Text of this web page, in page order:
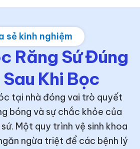
sẻ kinh nghiệm
Răng Sứ Đúng
Khi Bọc
tại nhà đóng vai trò quyết
bóng và sự chắc khỏe của
Một quy trình vệ sinh khoa
ngừa triệt để các bệnh lý